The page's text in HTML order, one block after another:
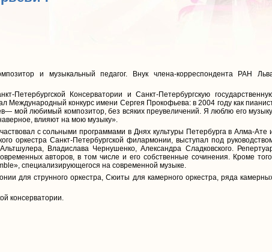
и музыкальный педагог. Внук члена-корреспондента РАН
Консерватории и Санкт-Петербургскую
Международный конкурс имени Сергея Прокофьева: в 2004 году как
мой любимый композитор, без всяких преувеличений. Я люблю его
влияют на мою музыку».
с сольными программами в Днях культуры Петербурга в Алма-Ате
оркестра Санкт-Петербургской филармонии, выступал под
Владислава Чернушенко, Александра Сладковского.
авторов, в том числе и его собственные сочинения. Кроме
специализирующегося на современной музыке.
для струнного оркестра, Сюиты для камерного оркестра, ряда
консерватории.